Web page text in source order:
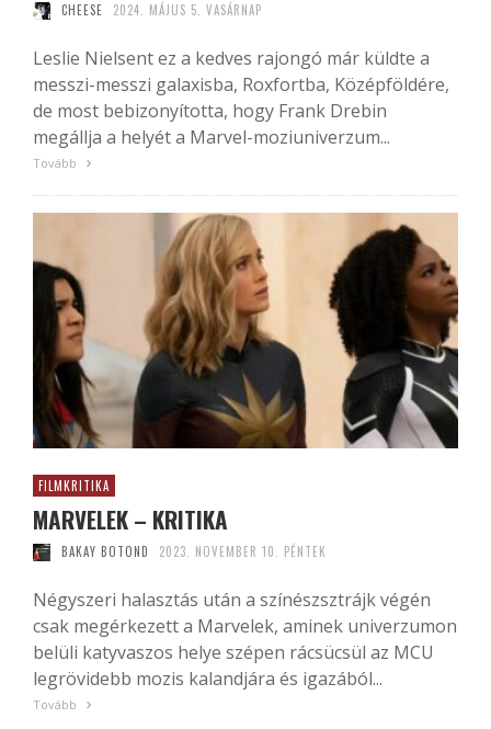
CHEESE 2024. MÁJUS 5. VASÁRNAP
Leslie Nielsent ez a kedves rajongó már küldte a
messzi-messzi galaxisba, Roxfortba, Középföldére,
de most bebizonyította, hogy Frank Drebin
megállja a helyét a Marvel-moziuniverzum...
Tovább
FILMKRITIKA
MARVELEK – KRITIKA
BAKAY BOTOND 2023. NOVEMBER 10. PÉNTEK
Négyszeri halasztás után a színészsztrájk végén
csak megérkezett a Marvelek, aminek univerzumon
belüli katyvaszos helye szépen rácsücsül az MCU
legrövidebb mozis kalandjára és igazából...
Tovább